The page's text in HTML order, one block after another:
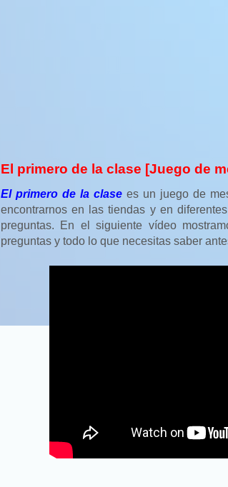
El primero de la clase [Juego de
El primero de la clase es un juego de
encontrarnos en las tiendas y en
preguntas. En el siguiente vídeo
preguntas y todo lo que necesitas saber